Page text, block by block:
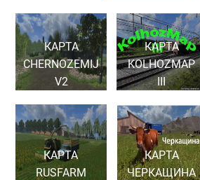
КАРТА
CHERNOZEMIJ
V2
КАРТА
KOLHOZMAP
III
КАРТА
RUSFARM
КАРТА
ЧЕРКАЩИНА